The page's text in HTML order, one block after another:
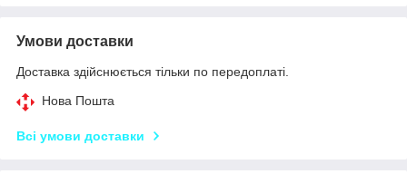
Умови доставки
Доставка здійснюється тільки по передоплаті.
Нова Пошта
Всі умови доставки